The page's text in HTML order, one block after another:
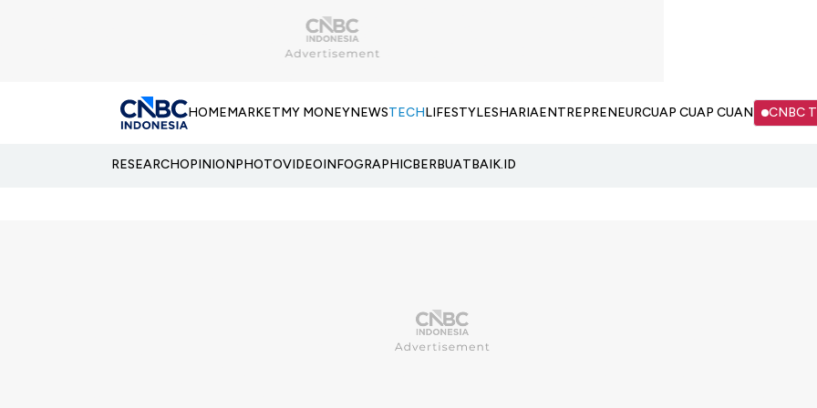
HOMEMARKETMY MONEYNEWSTECHLIFESTYLESHARIAENTREPRENEURCUAP CUAP CUAN CNBC
RESEARCHOPINIONPHOTOVIDEOINFOGRAPHICBERBUATBAIK.ID